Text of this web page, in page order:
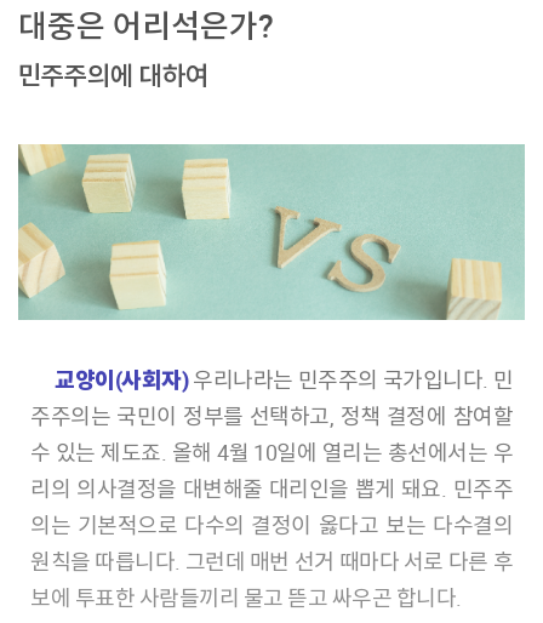
대중은 어리석은가?
민주주의에 대하여
교양이(사회자)우리나라는 민주주의 국가입니다. 민
주주의는 국민이 정부를 선택하고, 정책 결정에 참여할
수 있는 제도죠. 올해 4월 10일에 열리는 총선에서는 우
리의 의사결정을 대변해줄 대리인을 뽑게 돼요. 민주주
의는 기본적으로 다수의 결정이 옳다고 보는 다수결의
원칙을 따릅니다. 그런데 매번 선거 때마다 서로 다른 후
보에 투표한 사람들끼리 물고 뜯고 싸우곤 합니다.